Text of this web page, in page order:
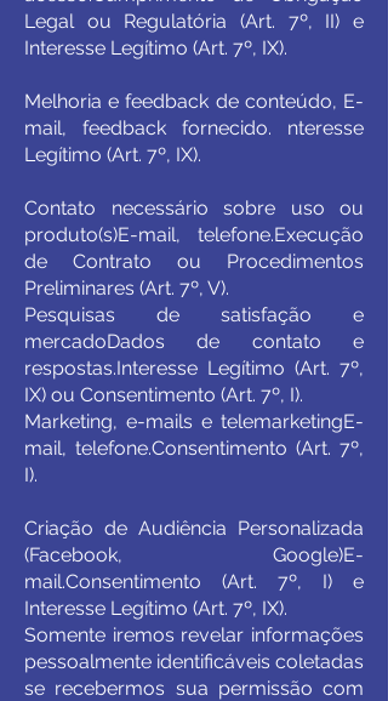
Legal ou Regulatória (Art. 7º, II) e
Interesse Legítimo (Art. 7º, IX).
Melhoria e feedback de conteúdo, E-
mail, feedback fornecido. nteresse
Legítimo (Art. 7º, IX).
Contato necessário sobre uso ou
produto(s)E-mail, telefone.Execução
de Contrato ou Procedimentos
Preliminares (Art. 7º, V).
Pesquisas de satisfação e
mercadoDados de contato e
respostas.Interesse Legítimo (Art. 7º,
IX) ou Consentimento (Art. 7º, I).
Marketing, e-mails e telemarketingE-
mail, telefone.Consentimento (Art. 7º,
I).
Criação de Audiência Personalizada
(Facebook, Google)E-
mail.Consentimento (Art. 7º, I) e
Interesse Legítimo (Art. 7º, IX).
Somente iremos revelar informações
pessoalmente identificáveis coletadas
se recebermos sua permissão com